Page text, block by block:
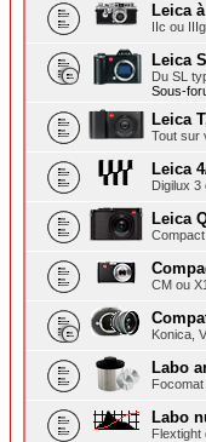
Leica
IIc ou
Leica
Du SL
Sous-
Leica
Tout sur
Leica
Digilux 3
Leica
CM ou
Konica,
Labo
Labo
Flextight